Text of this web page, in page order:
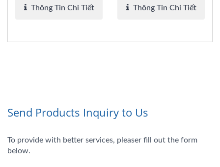
Thông Tin Chi Tiết Thông Tin Chi Tiết